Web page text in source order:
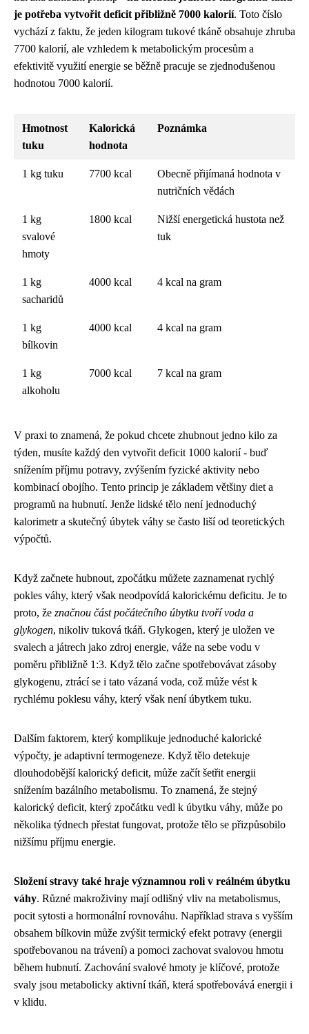
je potřeba vytvořit deficit přibližně 7000 kalorií. Toto číslo
vychází z faktu, že jeden kilogram tukové tkáně obsahuje zhruba
7700 kalorií, ale vzhledem k metabolickým procesům a
efektivitě využití energie se běžně pracuje se zjednodušenou
hodnotou 7000 kalorií.
Hmotnost
tuku
Kalorická
hodnota
Poznámka
1 kg tuku 7700 kcal
Obecně přijímaná hodnota v
nutričních vědách
1 kg
svalové
hmoty
1800 kcal
Nižší energetická hustota než
tuk
1 kg
sacharidů
4000 kcal 4 kcal na gram
1 kg
bílkovin
4000 kcal 4 kcal na gram
1 kg
alkoholu
7000 kcal 7 kcal na gram
V praxi to znamená, že pokud chcete zhubnout jedno kilo za
týden, musíte každý den vytvořit deficit 1000 kalorií - buď
snížením příjmu potravy, zvýšením fyzické aktivity nebo
kombinací obojího. Tento princip je základem většiny diet a
programů na hubnutí. Jenže lidské tělo není jednoduchý
kalorimetr a skutečný úbytek váhy se často liší od teoretických
výpočtů.
Když začnete hubnout, zpočátku můžete zaznamenat rychlý
pokles váhy, který však neodpovídá kalorickému deficitu. Je to
proto, že značnou část počátečního úbytku tvoří voda a
glykogen, nikoliv tuková tkáň. Glykogen, který je uložen ve
svalech a játrech jako zdroj energie, váže na sebe vodu v
poměru přibližně 1:3. Když tělo začne spotřebovávat zásoby
glykogenu, ztrácí se i tato vázaná voda, což může vést k
rychlému poklesu váhy, který však není úbytkem tuku.
Dalším faktorem, který komplikuje jednoduché kalorické
výpočty, je adaptivní termogeneze. Když tělo detekuje
dlouhodobější kalorický deficit, může začít šetřit energii
snížením bazálního metabolismu. To znamená, že stejný
kalorický deficit, který zpočátku vedl k úbytku váhy, může po
několika týdnech přestat fungovat, protože tělo se přizpůsobilo
nižšímu příjmu energie.
Složení stravy také hraje významnou roli v reálném úbytku
váhy. Různé makroživiny mají odlišný vliv na metabolismus,
pocit sytosti a hormonální rovnováhu. Například strava s vyšším
obsahem bílkovin může zvýšit termický efekt potravy (energii
spotřebovanou na trávení) a pomoci zachovat svalovou hmotu
během hubnutí. Zachování svalové hmoty je klíčové, protože
svaly jsou metabolicky aktivní tkáň, která spotřebovává energii i
v klidu.